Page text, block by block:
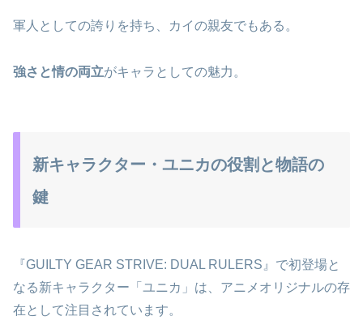
軍人としての誇りを持ち、カイの親友でもある。
強さと情の両立がキャラとしての魅力。
新キャラクター・ユニカの役割と物語の
鍵
『GUILTY GEAR STRIVE: DUAL RULERS』で初登場と
なる新キャラクター「ユニカ」は、アニメオリジナルの存
在として注目されています。